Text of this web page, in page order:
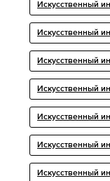
Искусственный
Искусственный
Искусственный
Искусственный
Искусственный
Искусственный
Искусственный